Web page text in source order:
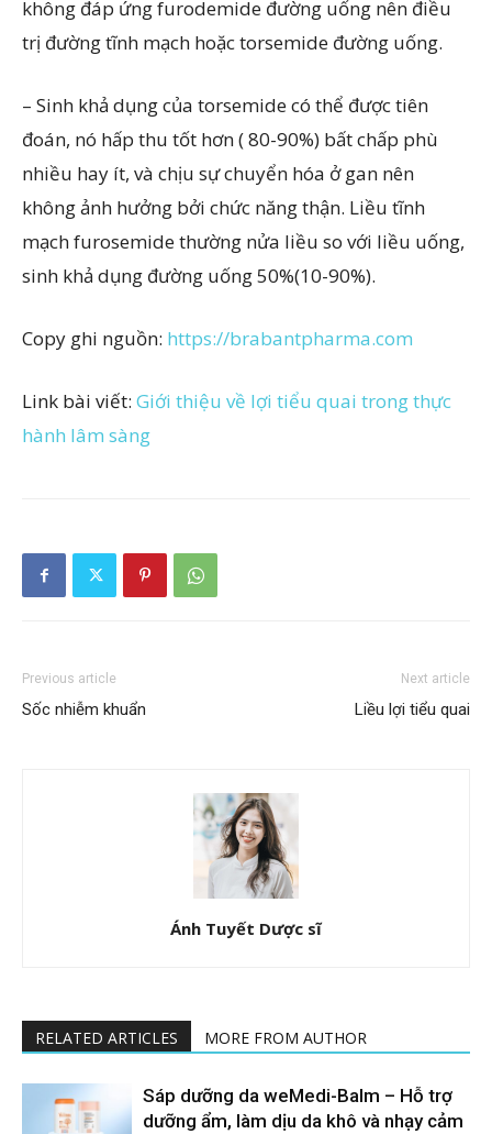
không đáp ứng furodemide đường uống nên điều
trị đường tĩnh mạch hoặc torsemide đường uống.
– Sinh khả dụng của torsemide có thể được tiên
đoán, nó hấp thu tốt hơn ( 80-90%) bất chấp phù
nhiều hay ít, và chịu sự chuyển hóa ở gan nên
không ảnh hưởng bởi chức năng thận. Liều tĩnh
mạch furosemide thường nửa liều so với liều uống,
sinh khả dụng đường uống 50%(10-90%).
Copy ghi nguồn: https://brabantpharma.com
Link bài viết: Giới thiệu về lợi tiểu quai trong thực
hành lâm sàng
Previous article
Sốc nhiễm khuẩn
Next article
Liều lợi tiểu quai
Ánh Tuyết Dược sĩ
RELATED ARTICLES MORE FROM AUTHOR
Sáp dưỡng da weMedi-Balm – Hỗ trợ
dưỡng ẩm, làm dịu da khô và nhạy cảm